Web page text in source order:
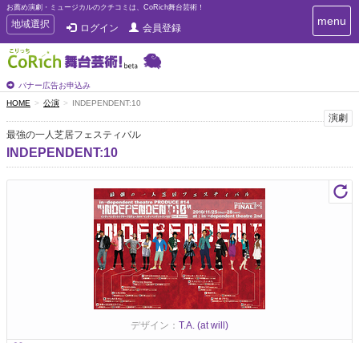
お薦め演劇・ミュージカルのクチコミは、CoRich舞台芸術！
T
o
g
g
e
n
a
v
i
g
地域選択 ログイン 会員登録
バナー広告お申込み
T
o
i
g
menu
HOME 公演 INDEPENDENT:10
演劇
最強の一人芝居フェスティバル
INDEPENDENT:10
デザイン： T.A. (at will)